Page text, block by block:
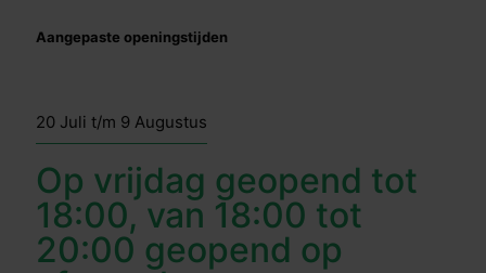
Aangepaste openingstijden
20 Juli t/m 9 Augustus
Op vrijdag geopend tot
18:00, van 18:00 tot
20:00 geopend op